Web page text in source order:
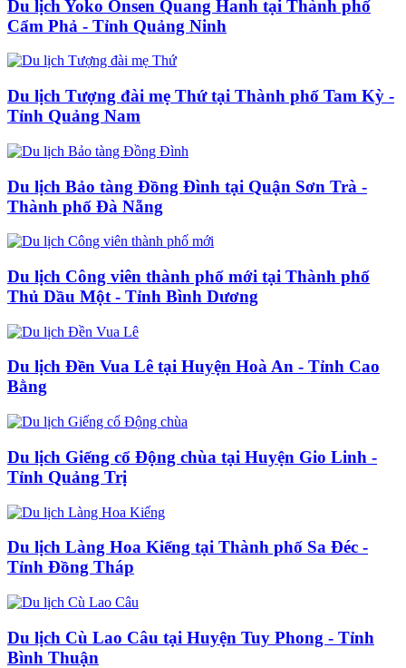
Du lịch Yoko Onsen Quang Hanh tại Thành phố
Cẩm Phả - Tỉnh Quảng Ninh
Du lịch Tượng đài mẹ Thứ tại Thành phố Tam Kỳ -
Tỉnh Quảng Nam
Du lịch Bảo tàng Đồng Đình tại Quận Sơn Trà -
Thành phố Đà Nẵng
Du lịch Công viên thành phố mới tại Thành phố
Thủ Dầu Một - Tỉnh Bình Dương
Du lịch Đền Vua Lê tại Huyện Hoà An - Tỉnh Cao
Bằng
Du lịch Giếng cổ Động chùa tại Huyện Gio Linh -
Tỉnh Quảng Trị
Du lịch Làng Hoa Kiểng tại Thành phố Sa Đéc -
Tỉnh Đồng Tháp
Du lịch Cù Lao Câu tại Huyện Tuy Phong - Tỉnh
Bình Thuận